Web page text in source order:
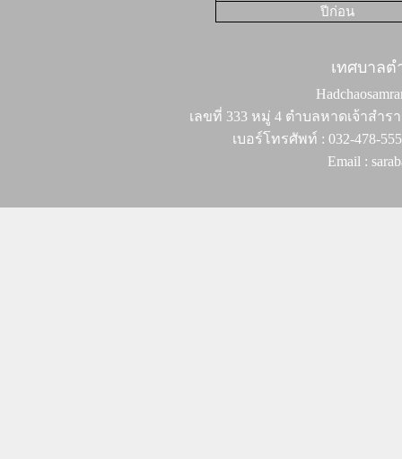
ปีก่อน
เทศบาล
เลขที่ 333 หมู่ 4 ตำบลหาดเจ้าสำร
เบอร์โทรศัพท์ : 032-478-
Email :